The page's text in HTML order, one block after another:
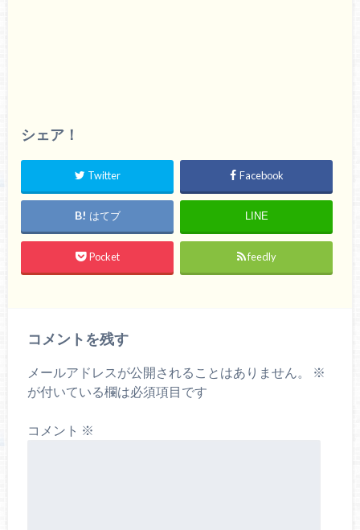
シェア！
Twitter Facebook
はてブ LINE
Pocket feedly
コメントを残す
メールアドレスが公開されることはありません。
※
が付いている欄は必須項目です
コメント ※